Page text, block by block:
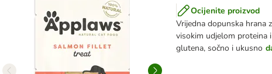
Ocijenite proizvod
Vrijedna dopunska hrana
visokim udjelom proteina
glutena, sočno i ukusno